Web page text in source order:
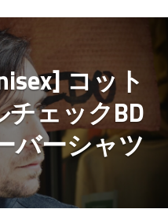
コット
ェックBD
バーシャツ